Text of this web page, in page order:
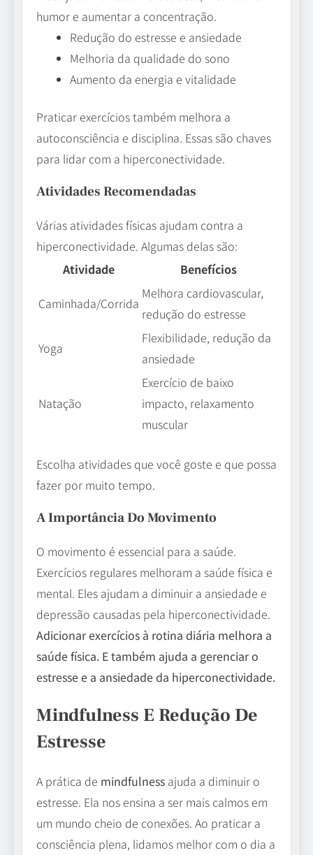
humor e aumentar a concentração.
Redução do estresse e ansiedade
Melhoria da qualidade do sono
Aumento da energia e vitalidade
Praticar exercícios também melhora a
autoconsciência e disciplina. Essas são chaves
para lidar com a hiperconectividade.
Atividades Recomendadas
Várias atividades físicas ajudam contra a
hiperconectividade. Algumas delas são:
Atividade
Benefícios
Caminhada/Corrida
Melhora cardiovascular,
redução do estresse
Yoga
Flexibilidade, redução da
ansiedade
Natação
Exercício de baixo
impacto, relaxamento
muscular
Escolha atividades que você goste e que possa
fazer por muito tempo.
A Importância Do Movimento
O movimento é essencial para a saúde.
Exercícios regulares melhoram a saúde física e
mental. Eles ajudam a diminuir a ansiedade e
depressão causadas pela hiperconectividade.
Adicionar exercícios à rotina diária melhora a
saúde física. E também ajuda a gerenciar o
estresse e a ansiedade da hiperconectividade.
Mindfulness E Redução De
Estresse
A prática de mindfulness ajuda a diminuir o
estresse. Ela nos ensina a ser mais calmos em
um mundo cheio de conexões. Ao praticar a
consciência plena, lidamos melhor com o dia a